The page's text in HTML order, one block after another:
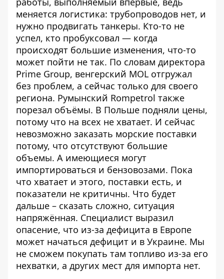
меняется логистика: трубопроводов нет, и
нужно продвигать танкеры. Кто-то не
успел, кто пробуксовал — когда
происходят большие изменения, что-то
может пойти не так. По словам директора
Prime Group, венгерский MOL отгружал
без проблем, а сейчас только для своего
региона. Румынский Rompetrol также
порезал объёмы. В Польше подняли цены,
потому что на всех не хватает. И сейчас
невозможно заказать морские поставки
потому, что отсутствуют большие
объемы. А имеющиеся могут
импортироваться и бензовозами. Пока
что хватает и этого, поставки есть, и
показатели не критичны. Что будет
дальше – сказать сложно, ситуация
напряжённая. Специалист выразил
опасение, что из-за дефицита в Европе
может начаться дефицит и в Украине. Мы
не сможем покупать там топливо из-за его
нехватки, а других мест для импорта нет.